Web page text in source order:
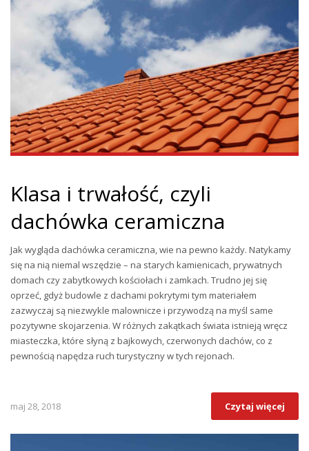
Klasa i trwałość, czyli
dachówka ceramiczna
Jak wygląda dachówka ceramiczna, wie na pewno każdy. Natykamy
się na nią niemal wszędzie – na starych kamienicach, prywatnych
domach czy zabytkowych kościołach i zamkach. Trudno jej się
oprzeć, gdyż budowle z dachami pokrytymi tym materiałem
zazwyczaj są niezwykle malownicze i przywodzą na myśl same
pozytywne skojarzenia. W różnych zakątkach świata istnieją wręcz
miasteczka, które słyną z bajkowych, czerwonych dachów, co z
pewnością napędza ruch turystyczny w tych rejonach.
maj 28, 2018 Czytaj więcej